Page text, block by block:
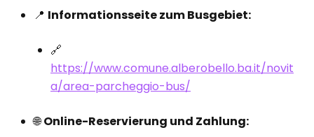
📍 Informationsseite zum Busgebiet:
🔗
https://www.comune.alberobello.ba.it/novit
a/area-parcheggio-bus/
🌐Online-Reservierung und Zahlung: